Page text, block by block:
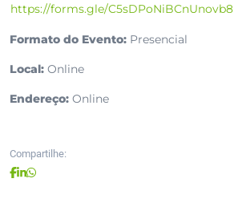
https://forms.gle/C5sDPoNiBCnUnovb8
Formato do Evento: Presencial
Local: Online
Endereço: Online
Compartilhe: